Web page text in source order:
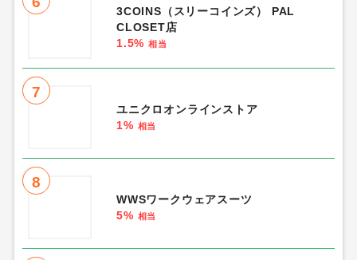
3COINS（スリーコインズ） PAL
CLOSET店
1.5% 相当
7
ユニクロオンラインストア
1% 相当
8
WWSワークウェアスーツ
5% 相当